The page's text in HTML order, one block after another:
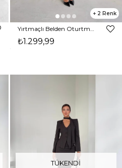
2
₺1.299,99
TÜKENDI